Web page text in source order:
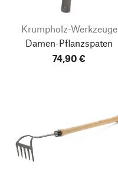
Krumpholz-Werkzeuge
Damen-Pflanzspaten
74,90 €